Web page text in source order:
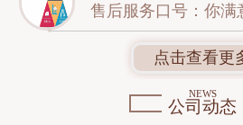
售后服务口号：你满
点击查看更
NEWS
公司动态